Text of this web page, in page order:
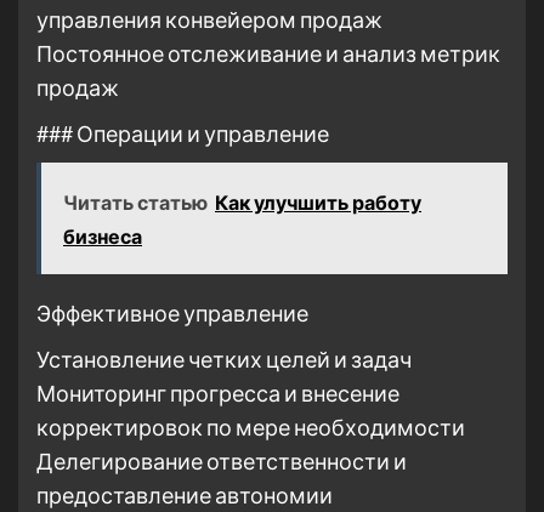
управления конвейером продаж
Постоянное отслеживание и анализ метрик
продаж
### Операции и управление
Читать статью Как улучшить работу
бизнеса
Эффективное управление
Установление четких целей и задач
Мониторинг прогресса и внесение
корректировок по мере необходимости
Делегирование ответственности и
предоставление автономии